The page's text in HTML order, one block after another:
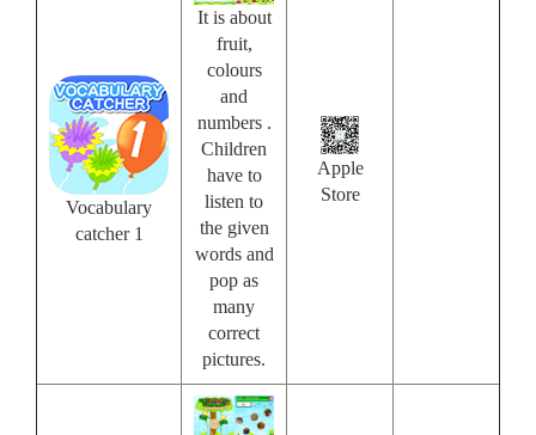
Vocabulary
catcher 1
It is about
fruit,
colours
and
numbers .
Children
have to
listen to
the given
words and
pop as
many
correct
pictures.
Apple
Store